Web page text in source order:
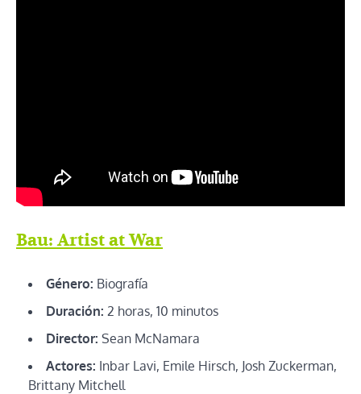
Bau: Artist at War
Género: Biografía
Duración: 2 horas, 10 minutos
Director: Sean McNamara
Actores: Inbar Lavi, Emile Hirsch, Josh Zuckerman,
Brittany Mitchell